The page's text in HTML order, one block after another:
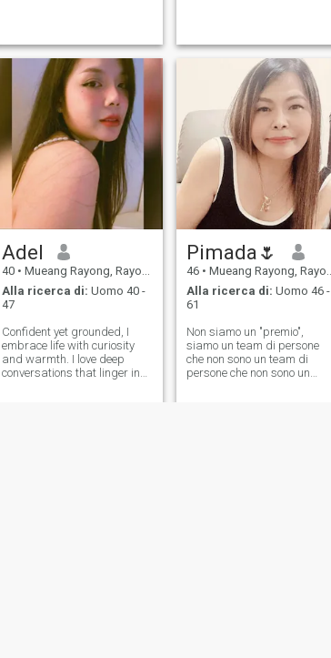
Adel
40 • Mueang Rayong, Rayong, Thailandia
Alla ricerca di: Uomo 40 -
47
Confident yet grounded, I
embrace life with curiosity
and warmth. I love deep
conversations that linger in
Pimada🌷
46 • Mueang Rayong, Rayong, Thailandia
Alla ricerca di: Uomo 46 -
61
Non siamo un "premio",
siamo un team di persone
che non sono un team di
persone che non sono un